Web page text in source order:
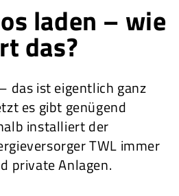
laden – wie
das?
das ist eigentlich ganz
es gibt genügend
installiert der
TWL immer
private Anlagen.